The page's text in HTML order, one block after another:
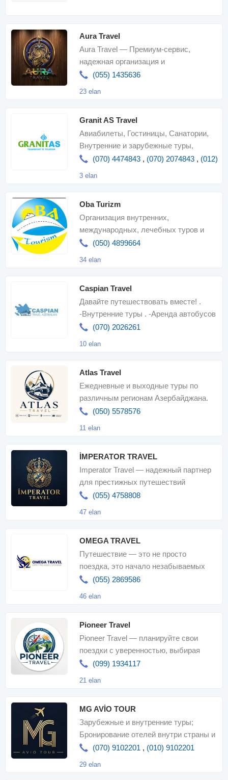
Aura Travel
Aura Travel — Премиум-сервис,
надежная организация и
незабываемые путешествия
(055) 1435636
23 elan
Granit AS Travel
Авиабилеты, Гостиницы, Санатории,
Внутренние и зарубежные туры,
Визовые услуги, Экскурсии, Аренда
(070) 4474843 , (070) 2074843 , (012)
3 elan
Oba Turizm
Организация внутренних,
международных, лечебных туров и
незабываемых путешествий по
(050) 4899664
34 elan
Caspian Travel
Давайте путешествовать вместе! .
-Внутренние туры . -Аренда автобусов
. -Авиабилеты . -Туристически
(070) 2026261
10 elan
Atlas Travel
Ежедневные и выходные туры по
различным регионам Азербайджана.
Бронирование отелей и туристических
(050) 5578576
11 elan
İMPERATOR TRAVEL
Imperator Travel — надежный партнер
для престижных путешествий
(055) 4758808
47 elan
OMEGA TRAVEL
Путешествие — это не просто
поездка, это начало незабываемых
воспоминаний. Компания Omega Travel
(055) 2869586
46 elan
Pioneer Travel
Pioneer Travel — планируйте свои
поездки с уверенностью, выбирая
внутренние туры на любой бюджет,
(099) 1934117
21 elan
MG AVİO TOUR
Зарубежные и внутренние туры;
Бронирование отелей внутри страны и
по всему миру, Продажа авиабилетов
(070) 9102201 , (010) 9102201
29 elan